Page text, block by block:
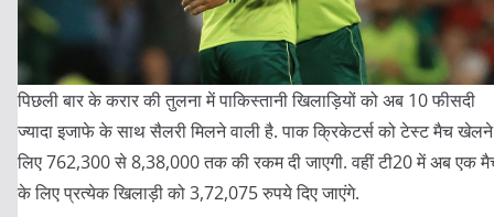
पिछली बार के करार की तुलना में पाकिस्तानी खिलाड़ियों को अब 10 फीसदी
ज्यादा इजाफे के साथ सैलरी मिलने वाली है. पाक क्रिकेटर्स को टेस्ट मैच
लिए 762,300 से 8,38,000 तक की रकम दी जाएगी. वहीं टी20 में अब एक
के लिए प्रत्येक खिलाड़ी को 3,72,075 रुपये दिए जाएंगे.